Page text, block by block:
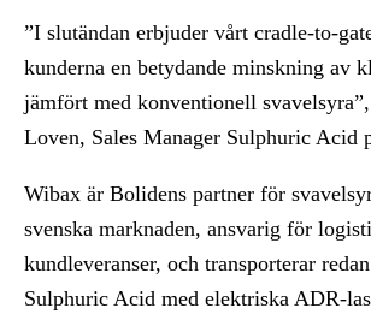
”I slutändan erbjuder vårt
kunderna en betydande minskning av
jämfört med konventionell svavelsyra”,
Loven, Sales Manager Sulphuric Acid
Wibax är Bolidens partner för
svenska marknaden, ansvarig för
kundleveranser, och transporterar
Sulphuric Acid med elektriska